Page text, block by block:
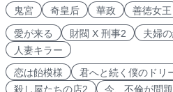
鬼宮
奇皇后 華政 善徳女王
愛が来る 財閥 X 刑事2 夫婦
人妻キラー
恋は飴模様
君へと続く僕のドリ
殺し屋たちの店2
今、不倫が問